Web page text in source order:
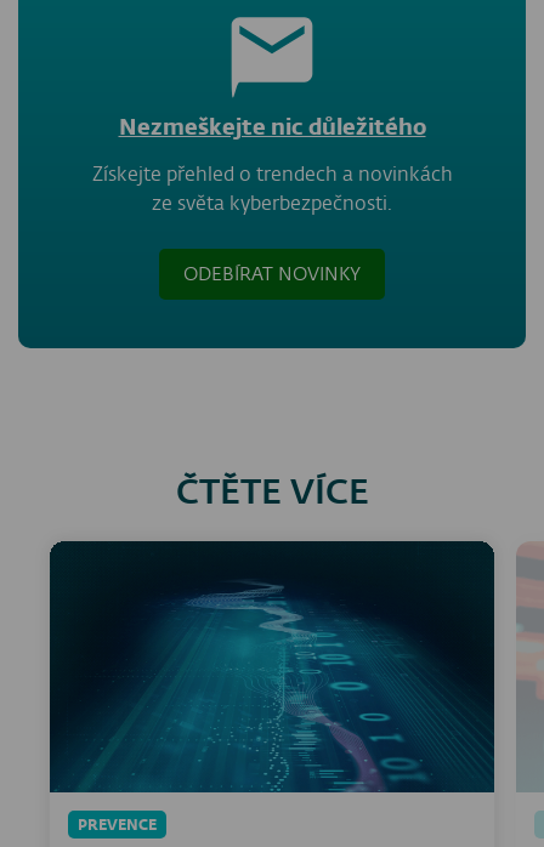
Nezmeškejte nic důležitého
Získejte přehled o trendech a novinkách
ze světa kyberbezpečnosti.
ODEBÍRAT NOVINKY
ČTĚTE VÍCE
PREVENCE